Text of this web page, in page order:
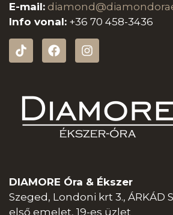
E-mail:
Info vonal: +36 70 458-3436
DIAMORE Óra & Ékszer
Szeged, Londoni krt 3., ÁRKÁD
első emelet, 19-es üzlet